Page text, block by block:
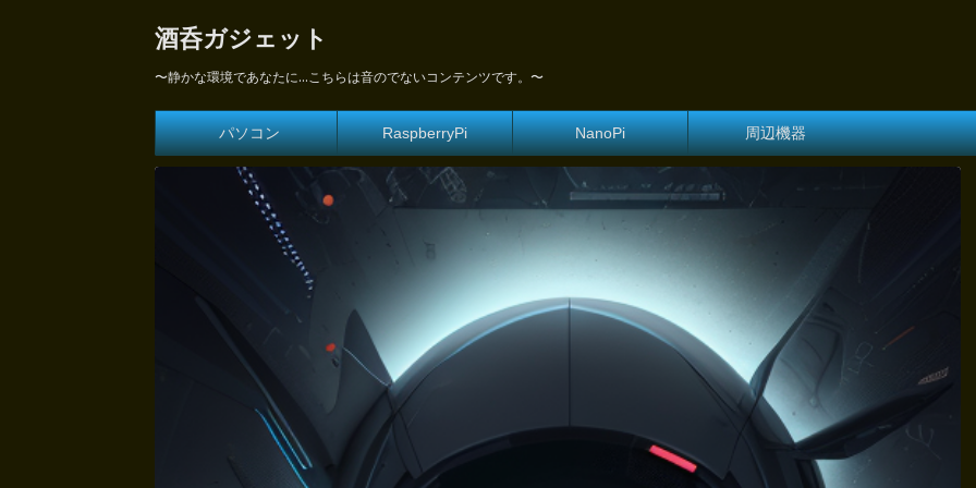
酒呑ガジェット
〜静かな環境であなたに...こちらは音のでないコンテンツです。〜
パソコン RaspberryPi NanoPi 周辺機器